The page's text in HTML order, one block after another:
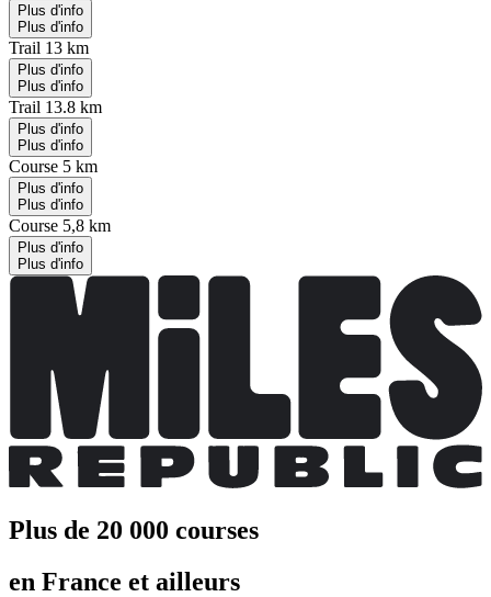
Plus d'info
Plus d'info
Trail 13 km
Plus d'info
Plus d'info
Trail 13.8 km
Plus d'info
Plus d'info
Course 5 km
Plus d'info
Plus d'info
Course 5,8 km
Plus d'info
Plus d'info
Plus de 20 000 courses
en France et ailleurs